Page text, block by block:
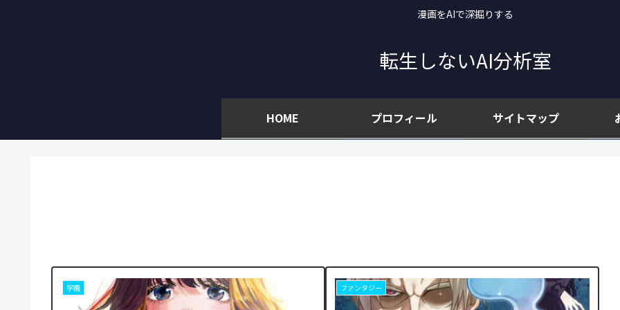
漫画をAIで深掘りする
転生しないAI分析室
HOME プロフィール サイトマップ
学園 ファンタジー